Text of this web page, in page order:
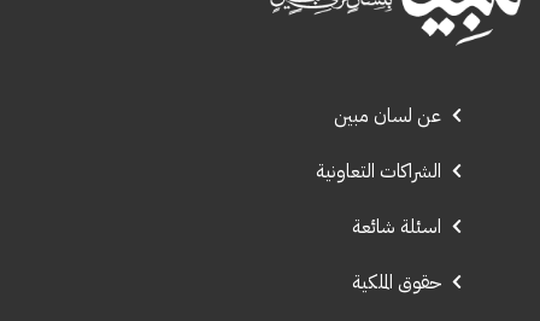
عن لسان مبين
الشراكات التعاونية
اسئلة شائعة
حقوق الملكية